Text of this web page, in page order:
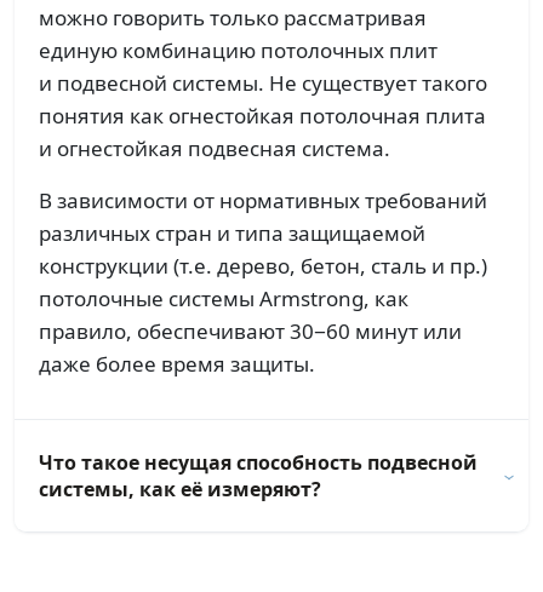
можно говорить только рассматривая
единую комбинацию потолочных плит
и подвесной системы. Не существует такого
понятия как огнестойкая потолочная плита
и огнестойкая подвесная система.
В зависимости от нормативных требований
различных стран и типа защищаемой
конструкции (т.е. дерево, бетон, сталь и пр.)
потолочные системы Armstrong, как
правило, обеспечивают 30−60 минут или
даже более время защиты.
Что такое несущая способность подвесной
системы, как её измеряют?